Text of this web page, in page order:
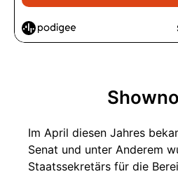
Im April diesen Jahres
Senat und unter Anderem
Staatssekretärs für die